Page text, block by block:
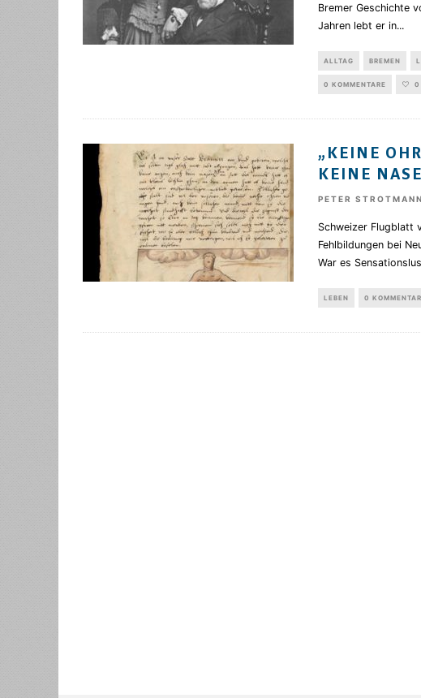
Bremer Geschichte
Jahren lebt er in...
ALLTAG BREMEN
0 KOMMENTARE 0
„KEINE
KEINE
PETER STROTMANN
Schweizer Flugblatt
Fehlbildungen bei
War es
LEBEN 0